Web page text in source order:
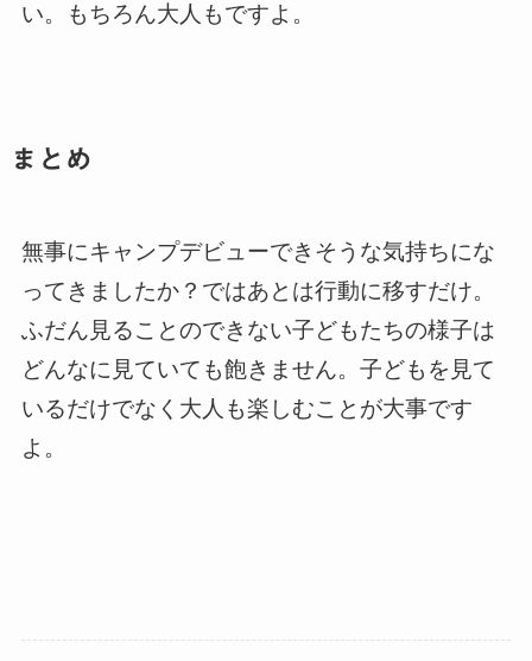
い。もちろん大人もですよ。
まとめ
無事にキャンプデビューできそうな気持ちにな
ってきましたか？ではあとは行動に移すだけ。
ふだん見ることのできない子どもたちの様子は
どんなに見ていても飽きません。子どもを見て
いるだけでなく大人も楽しむことが大事です
よ。